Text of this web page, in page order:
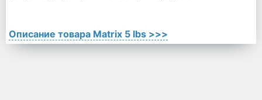
Описание товара Matrix 5 lbs >>>